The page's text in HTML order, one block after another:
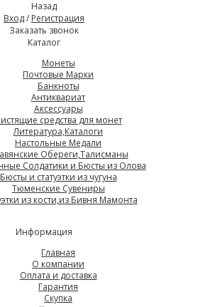
Назад
Вход/ Регистрация
Заказать звонок
Каталог
Монеты
Почтовые Марки
Банкноты
Антиквариат
Аксессуары
средства для монет
Литература,Каталоги
Настольные Медали
Обереги,Талисманы
Солдатики и Бюсты из Олова
Бюсты и статуэтки из чугуна
Тюменские Сувениры
из кости,из Бивня Мамонта
Информация
Главная
О компании
Оплата и доставка
Гарантия
Скупка